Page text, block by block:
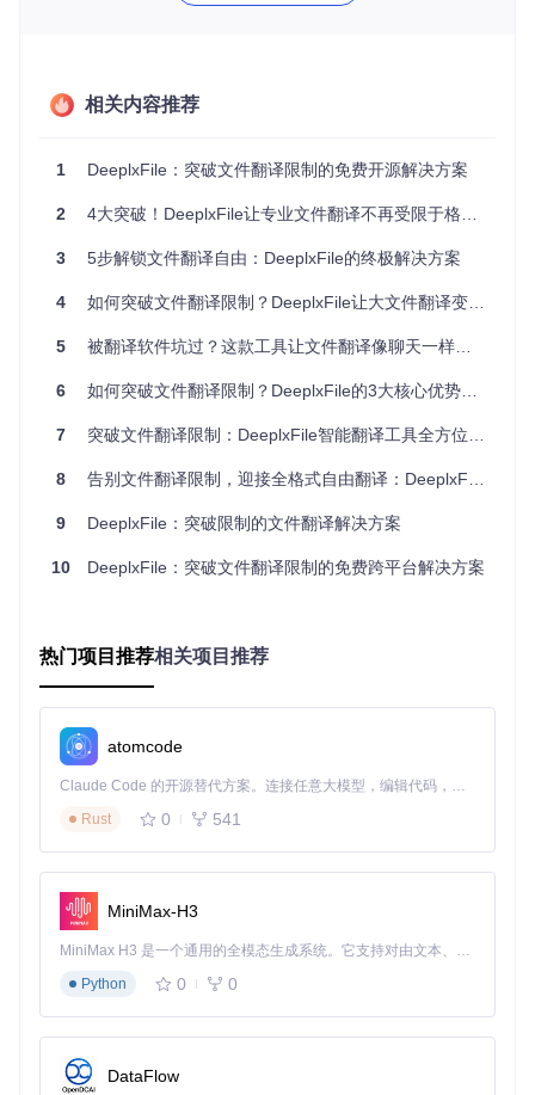
git clone
2. 安装依赖环境
在项目目录下运行以下命令安装所需依赖：
pip install -r requirements.txt
3. 启动图形界面
完成安装后，运行以下命令启动DeeplxFile的图形界面：
为什么选择DeeplxFile：核心优势解析
问题：翻译后表格公式错乱怎么办？
解决方案：DeeplxFile采用智能格式保留技术，能够准确识别
并保留Excel表格中的公式引用，避免出现#NAME?等错误。
解决方案：DeeplxFile突破了传统翻译工具的文件大小限制，
解决方案：DeeplxFile能够完美保留原文的排版格式，包括字
体、颜色、图表位置等，减少后续格式调整工作。
DeeplxFile的适用场景
学术研究文献翻译
对于包含复杂公式和图表的学术论文，DeeplxFile能够准确翻
译内容并保留学术格式，帮助研究人员快速理解外文文献。
商务文档处理
持原有的表格结构和数据格式，确保信息准确传达。
相关内容推荐
1 DeeplxFile：突破文件翻译限制的免费开源解决方案
2 4大突破！DeeplxFile让专业文件翻译不再受限于格式与大小
3 5步解锁文件翻译自由：DeeplxFile的终极解决方案
4 如何突破文件翻译限制？DeeplxFile让大文件翻译变得简单
5 被翻译软件坑过？这款工具让文件翻译像聊天一样简单
6 如何突破文件翻译限制？DeeplxFile的3大核心优势让翻译效率提升10倍
7 突破文件翻译限制：DeeplxFile智能翻译工具全方位指南
8 告别文件翻译限制，迎接全格式自由翻译：DeeplxFile跨平台解决方案
9 DeeplxFile：突破限制的文件翻译解决方案
10 DeeplxFile：突破文件翻译限制的免费跨平台解决方案
热门项目推荐相关项目推荐
atomcode
Claude Code 的开源替代方案。连接任意大模型，编辑代码，运行命令，自动验证 — 全自动执行。用 Rust 构建，极致性能。 ｜ An open-source alternative to Claude Code. Connect any LLM, edit code, run commands, and verify changes — autonomously. Built in Rust for speed. Get Started
Rust
0 541
MiniMax-H3
MiniMax H3 是一个通用的全模态生成系统。它支持对由文本、图像、视频和音频组成的多模态上下文进行统一理解，并能生成分辨率高达 2K、时长可达 15 秒的带原生立体声音频的视频。得益于面向任务泛化的系统设计，H3 在预训练阶段就已具备广泛的多模态上下文理解与生成能力，能够出色地执行复杂的多模态指令。
Python
0 0
DataFlow